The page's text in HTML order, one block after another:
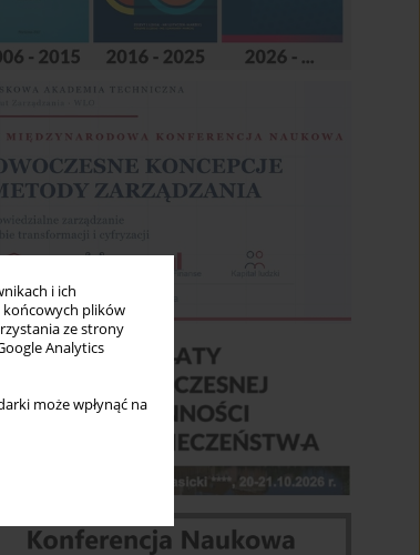
i ich
końcowych plików
ze strony
Analytics
może wpłynąć na